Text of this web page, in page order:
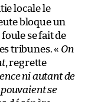
locale le
bloque un
se fait de
tribunes. « On
, regrette
ni autant de
se